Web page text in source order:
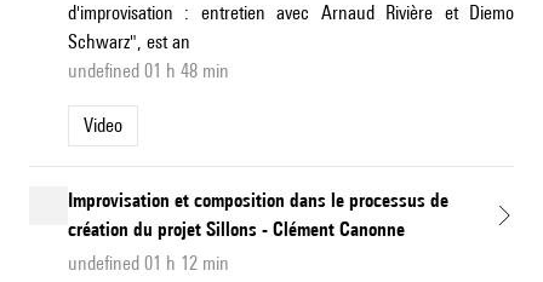
d'improvisation : entretien avec Arnaud Rivière et Diemo
Schwarz", est an
undefined 01 h 48 min
Video
Improvisation et composition dans le processus de
création du projet Sillons - Clément Canonne
undefined 01 h 12 min